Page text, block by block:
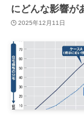
にどんな影響が
2025年12月11日